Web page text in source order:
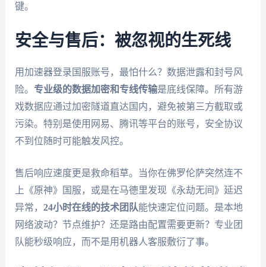
键。
安全与售后：被忽视的生死线
用加速器登录国服账号，最怕什么？数据泄露和封号风
险。 专业级的数据加密和专线传输是底线保障。所有游
戏数据应通过加密隧道直达国内，避免被第三方截取或
污染。特别是使用网易、腾讯等平台的账号，安全协议
不到位随时可能触发风控。
售后响应速度更是救命稻草。当你在佛罗伦萨突然连不
上《原神》国服，或是在马德里发现《永劫无间》延迟
异常， 24小时在线的技术团队能快速定位问题。是本地
网络波动？节点维护？还是路由配置需要更新？专业团
队能秒级响应，而不是用机器人客服敷衍了事。